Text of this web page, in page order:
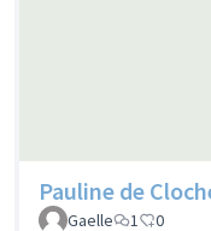
Pauline de
Gaelle 1 0